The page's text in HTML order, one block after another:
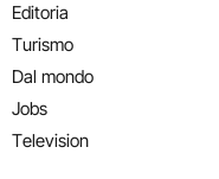
Editoria
Turismo
Dal mondo
Jobs
Television